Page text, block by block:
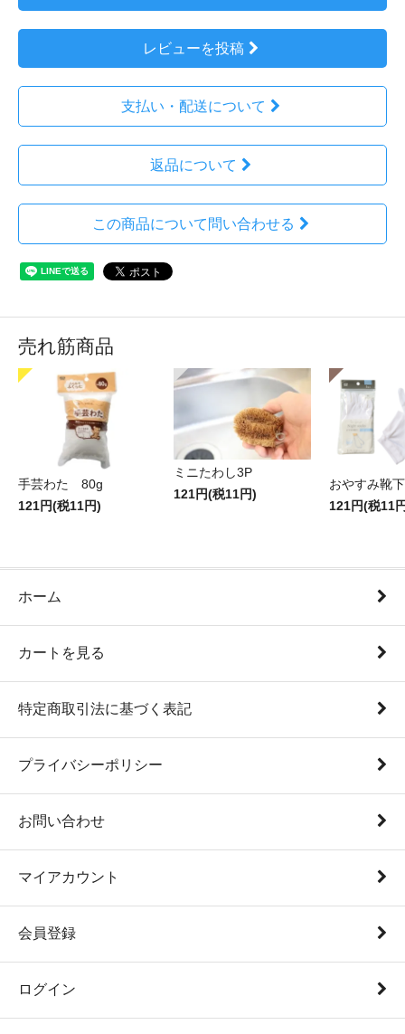
レビューを投稿
支払い・配送について
返品について
この商品について問い合わせる
売れ筋商品
手芸わた 80g
121円(税11円)
ミニたわし3P
121円(税11円)
おやすみ靴下
121円(税11
ホーム
カートを見る
特定商取引法に基づく表記
プライバシーポリシー
お問い合わせ
マイアカウント
会員登録
ログイン